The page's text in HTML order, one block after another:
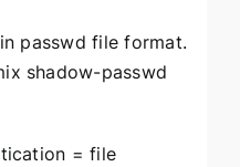
passwd file format.
shadow-passwd
= file